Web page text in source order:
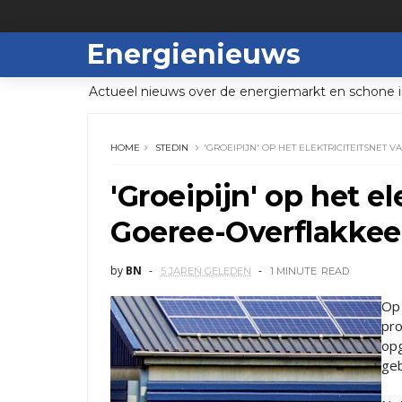
Energienieuws
Actueel nieuws over de energiemarkt en schone
HOME STEDIN 'GROEIPIJN' OP HET ELEKTRICITEITSNET
'Groeipijn' op het
Goeree-Overflakkee
by BN 5 JAREN GELEDEN 1 MINUTE READ